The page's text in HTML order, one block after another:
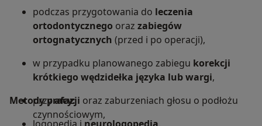
podczas przygotowania do leczenia
ortodontycznego oraz zabiegów
ortognatycznych (przed i po operacji),
w przypadku planowanego zabiegu korekcji
krótkiego wędzidełka języka lub wargi,
przyafazji oraz zaburzeniach głosu o podłożu
czynnościowym,
Metody pracy: